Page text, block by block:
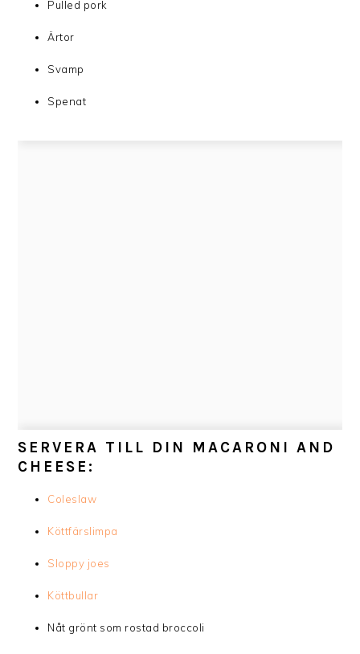
Pulled pork
Ärtor
Svamp
Spenat
SERVERA TILL DIN MACARONI AND
CHEESE:
Coleslaw
Köttfärslimpa
Sloppy joes
Köttbullar
Nåt grönt som rostad broccoli